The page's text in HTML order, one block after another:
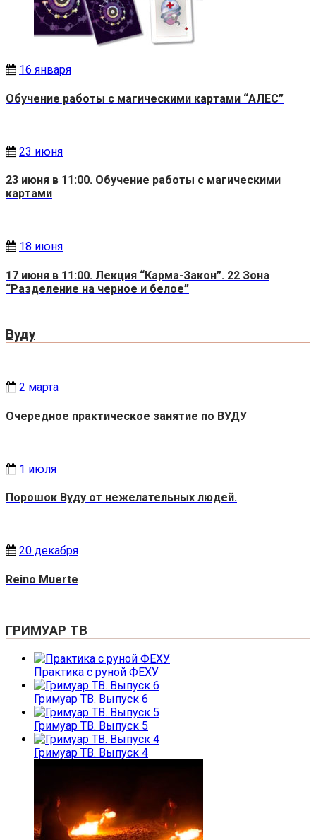
16 января
Обучение работы с магическими картами “АЛЕС”
23 июня
23 июня в 11:00. Обучение работы с магическими
картами
18 июня
17 июня в 11:00. Лекция “Карма-Закон”. 22 Зона
“Разделение на черное и белое”
Вуду
2 марта
Очередное практическое занятие по ВУДУ
1 июля
Порошок Вуду от нежелательных людей.
20 декабря
Reino Muerte
ГРИМУАР ТВ
Практика с руной ФЕХУ
Гримуар ТВ. Выпуск 6
Гримуар ТВ. Выпуск 5
Гримуар ТВ. Выпуск 4